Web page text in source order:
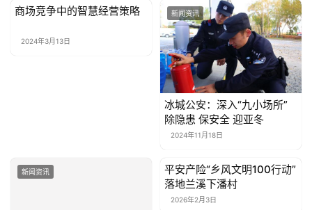
新闻资讯
商场竞争中的智慧经营策略
2024年3月13日
新闻资讯
冰城公安：深入“九小场所”
除隐患 保安全 迎亚冬
2024年11月18日
新闻资讯 新闻资讯
平安产险“乡风文明100行动”
落地兰溪下潘村
2026年2月3日